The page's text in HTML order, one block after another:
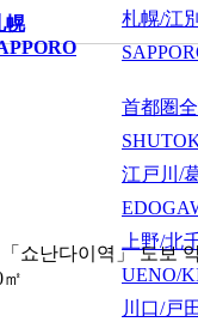
幌
札幌/江
首都圏
江戸川/
上野/北
UENO/
川口/戸
쇼난다이역」 도보